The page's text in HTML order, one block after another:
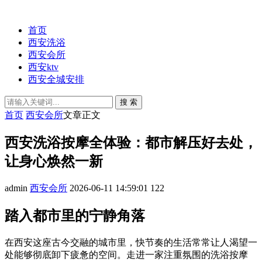
首页
西安洗浴
西安会所
西安ktv
西安全城安排
搜 索
首页 西安会所文章正文
西安洗浴按摩全体验：都市解压好去处，
让身心焕然一新
admin 西安会所 2026-06-11 14:59:01 122
踏入都市里的宁静角落
在西安这座古今交融的城市里，快节奏的生活常常让人渴望一
处能够彻底卸下疲惫的空间。走进一家注重氛围的洗浴按摩